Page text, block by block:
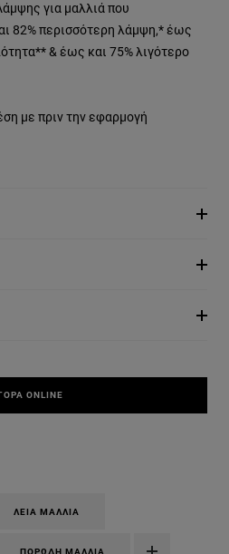
για μαλλιά που
82% περισσότερη λάμψη,* έως
& έως και 75% λιγότερο
με πριν την εφαρμογή
ONLINE
ΛΕΊΑ ΜΑΛΛΙΆ
ΠΟΡΏΔΗ ΜΑΛΛΙΆ